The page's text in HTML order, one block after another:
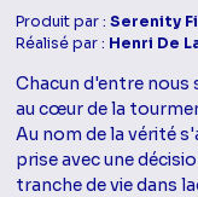
Produit par :Serenity
Réalisé par : Henri De
Chacun d'entre nous
au cœur de la
Au nom de la vérité
prise avec une
tranche de vie dans